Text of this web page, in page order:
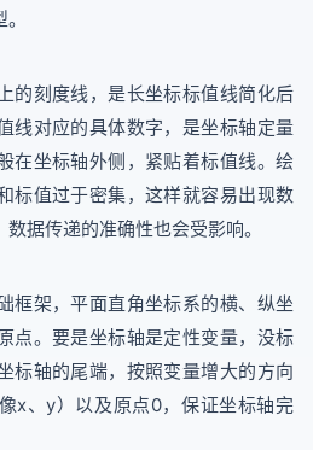
刻度线，是长坐标标值线简化后
线对应的具体数字，是坐标轴定量
在坐标轴外侧，紧贴着标值线。绘
标值过于密集，这样就容易出现数
据传递的准确性也会受影响。
架，平面直角坐标系的横、纵坐
点。要是坐标轴是定性变量，没标
标轴的尾端，按照变量增大的方向
x、y）以及原点0，保证坐标轴完